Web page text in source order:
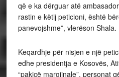
që e ka dërguar atë
rastin e këtij peticioni, është
panevojshme”, vlerëson Shala.
Keqardhje për nisjen e një
edhe presidentja e Kosovës,
“pakicë margjinale”, personat